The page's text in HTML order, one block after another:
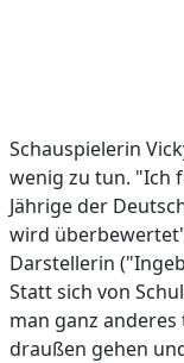
Schauspielerin
wenig zu tun. "Ich
Jährige der
wird
Darstellerin
Statt sich von
man ganz
draußen gehen